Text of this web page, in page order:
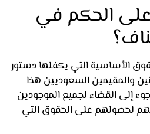
الحكم في
التي يكفلها دستور
السعوديين هذا
القضاء لجميع الموجودين
على الحقوق التي